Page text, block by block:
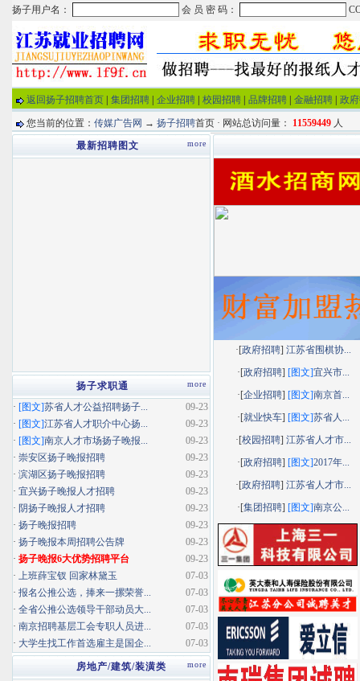
返回扬子招聘首页 集团招聘 企业招聘 校园招聘 品牌招聘 金融招聘 政
您当前的位置： 传媒广告网 → 扬子招聘首页 · 网站总访问量： 11559449 人
·[政府招聘]江苏省围棋协...
·[政府招聘] [图文]宜兴市...
·[企业招聘] [图文]南京首...
·[就业快车] [图文]苏省人...
·[校园招聘]江苏省人才市...
·[政府招聘] [图文]2017年...
·[政府招聘]江苏省人才市...
·[集团招聘] [图文]南京公...
more
最新招聘图文
more
扬子求职通
09-23
· [图文]苏省人才公益招聘扬子...
09-23
· [图文]江苏省人才职介中心扬...
09-23
· [图文]南京人才市场扬子晚报...
09-23
· 崇安区扬子晚报招聘
09-23
· 滨湖区扬子晚报招聘
09-23
· 宜兴扬子晚报人才招聘
09-23
· 阴扬子晚报人才招聘
09-23
· 扬子晚报招聘
09-23
· 扬子晚报本周招聘公告牌
09-23
· 扬子晚报6大优势招聘平台
07-03
· 上班薛宝钗 回家林黛玉
07-03
· 报名公推公选，捧来一摞荣誉...
07-03
· 全省公推公选领导干部动员大...
07-03
· 南京招聘基层工会专职人员进...
07-03
· 大学生找工作首选雇主是国企...
more
房地产/建筑/装潢类